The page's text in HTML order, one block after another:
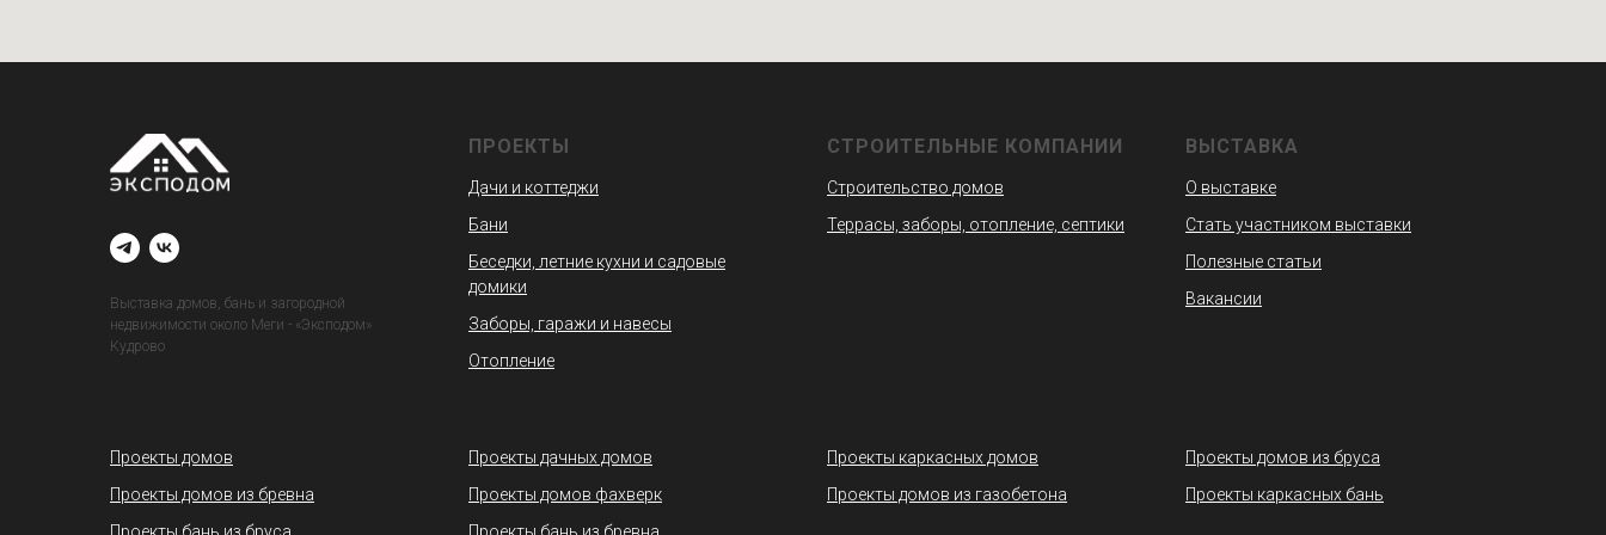
Выставка домов, бань и загородной
недвижимости около Меги - «Эксподом»
Кудрово
ПРОЕКТЫ
Дачи и коттеджи
Бани
Беседки, летние кухни и садовые
домики
Заборы, гаражи и навесы
Отопление
СТРОИТЕЛЬНЫЕ КОМПАНИИ
Строительство домов
Террасы, заборы, отопление, септики
ВЫСТАВКА
О выставке
Стать участником выставки
Полезные статьи
Вакансии
Проекты домов
Проекты домов из бревна
Проекты бань из бруса
Проекты дачных домов
Проекты домов фахверк
Проекты бань из бревна
Проекты каркасных домов
Проекты домов из газобетона
Проекты домов из бруса
Проекты каркасных бань